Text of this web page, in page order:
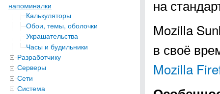
напоминалки
Калькуляторы
Обои, темы, оболочки
Украшательства
Часы и будильники
Разработчику
Серверы
Сети
Система
на
Mozilla
в своё
Mozilla